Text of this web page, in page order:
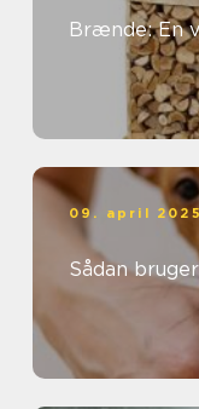
Brænde: En
09. april 2025
Sådan